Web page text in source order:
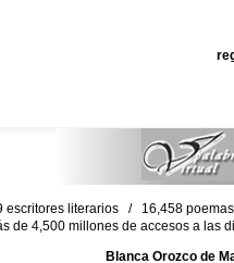
literarios / 16,458
de 4,500 millones de accesos a las
Blanca Orozco de